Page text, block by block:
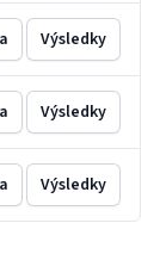
Výsledky
Výsledky
Výsledky